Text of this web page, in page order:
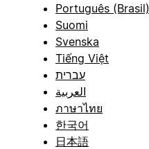
Português (Brasil)
Suomi
Svenska
Tiếng Việt
עברית
العربية
ภาษาไทย
한국어
日本語